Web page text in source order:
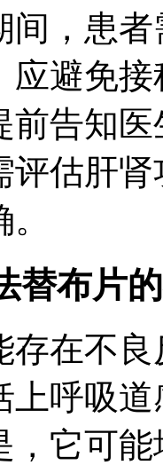
间，患
应避免
前告知
评估肝
替布片
存在不
上呼吸
，它可